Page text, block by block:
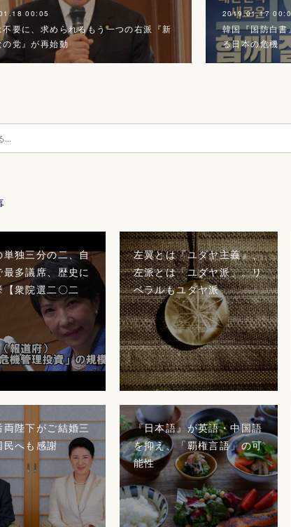
00:05
不要に、求められるもう一つの右派『新
の党』が再始動
2019.01.17
韓国『国防白
る日本の危機
単独三分の二、自
最多議席、歴史に
【衆院選二〇二
左翼とは『ユダヤ主義』、
左派とは「ユダヤ派」。リ
ベラルもユダヤ派
両陛下がご結婚三
民へも感謝
『日本語』が英語・中国語
を抑え、「覇権言語」の可
能性